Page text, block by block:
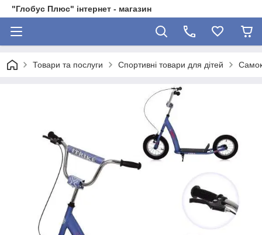
"Глобус Плюс" інтернет - магазин
Товари та послуги Спортивні товари для дітей